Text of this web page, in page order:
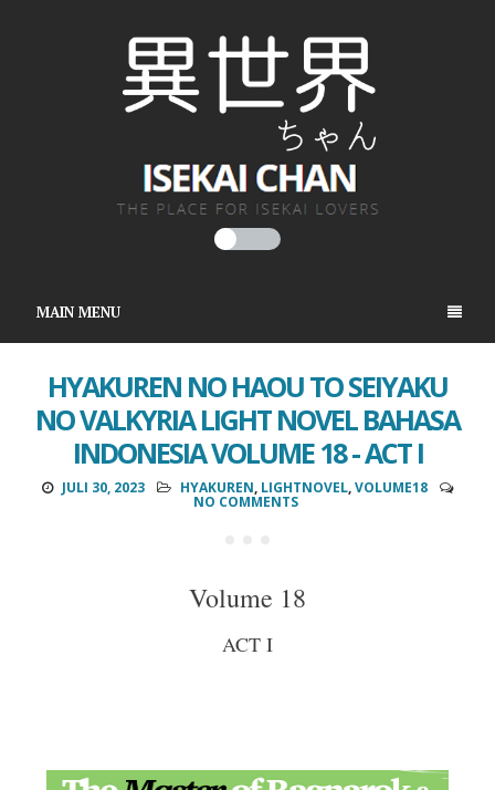
MAIN MENU
HYAKUREN NO HAOU TO SEIYAKU
NO VALKYRIA LIGHT NOVEL BAHASA
INDONESIA VOLUME 18 - ACT I
JULI 30, 2023 HYAKUREN, LIGHTNOVEL,VOLUME18
NO COMMENTS
Volume 18
ACT I